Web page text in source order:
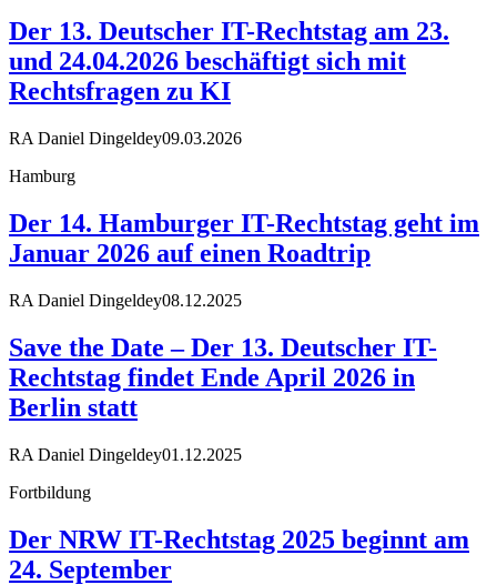
Der 13. Deutscher IT-Rechtstag am 23.
und 24.04.2026 beschäftigt sich mit
Rechtsfragen zu KI
RA Daniel Dingeldey09.03.2026
Hamburg
Der 14. Hamburger IT-Rechtstag geht im
Januar 2026 auf einen Roadtrip
RA Daniel Dingeldey08.12.2025
Save the Date – Der 13. Deutscher IT-
Rechtstag findet Ende April 2026 in
Berlin statt
RA Daniel Dingeldey01.12.2025
Fortbildung
Der NRW IT-Rechtstag 2025 beginnt am
24. September